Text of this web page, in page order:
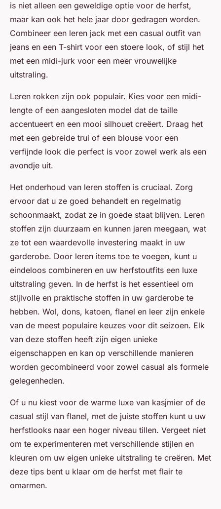
is niet alleen een geweldige optie voor de herfst,
maar kan ook het hele jaar door gedragen worden.
Combineer een leren jack met een casual outfit van
jeans en een T-shirt voor een stoere look, of stijl het
met een midi-jurk voor een meer vrouwelijke
uitstraling.
Leren rokken zijn ook populair. Kies voor een midi-
lengte of een aangesloten model dat de taille
accentueert en een mooi silhouet creëert. Draag het
met een gebreide trui of een blouse voor een
verfijnde look die perfect is voor zowel werk als een
avondje uit.
Het onderhoud van leren stoffen is cruciaal. Zorg
ervoor dat u ze goed behandelt en regelmatig
schoonmaakt, zodat ze in goede staat blijven. Leren
stoffen zijn duurzaam en kunnen jaren meegaan, wat
ze tot een waardevolle investering maakt in uw
garderobe. Door leren items toe te voegen, kunt u
eindeloos combineren en uw herfstoutfits een luxe
uitstraling geven. In de herfst is het essentieel om
stijlvolle en praktische stoffen in uw garderobe te
hebben. Wol, dons, katoen, flanel en leer zijn enkele
van de meest populaire keuzes voor dit seizoen. Elk
van deze stoffen heeft zijn eigen unieke
eigenschappen en kan op verschillende manieren
worden gecombineerd voor zowel casual als formele
gelegenheden.
Of u nu kiest voor de warme luxe van kasjmier of de
casual stijl van flanel, met de juiste stoffen kunt u uw
herfstlooks naar een hoger niveau tillen. Vergeet niet
om te experimenteren met verschillende stijlen en
kleuren om uw eigen unieke uitstraling te creëren. Met
deze tips bent u klaar om de herfst met flair te
omarmen.